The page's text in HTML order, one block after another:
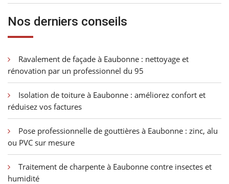
Nos derniers conseils
Ravalement de façade à Eaubonne : nettoyage et
rénovation par un professionnel du 95
Isolation de toiture à Eaubonne : améliorez confort et
réduisez vos factures
Pose professionnelle de gouttières à Eaubonne : zinc, alu
ou PVC sur mesure
Traitement de charpente à Eaubonne contre insectes et
humidité